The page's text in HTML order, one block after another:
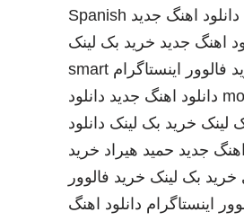
دانلود اهنگ جدید Spanish
اهنگ جدید خرید بک لینک
فالوور اینستاگرام smart
دانلود اهنگ جدید دانلود
لینک خرید بک لینک دانلود
اهنگ جدید حمید هیراد خرید
خرید بک لینک خرید فالوور
اینستاگرام دانلود اهنگ